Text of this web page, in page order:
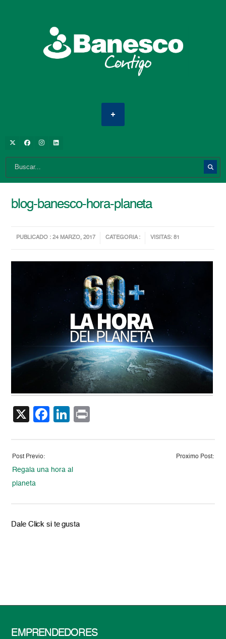
blog-banesco-hora-planeta
PUBLICADO : 24 MARZO, 2017 CATEGORIA : VISITAS: 81
X Facebook
LinkedIn
Post Previo:
Regala una hora al
planeta
Proximo Post:
Dale Click si te gusta
EMPRENDEDORES